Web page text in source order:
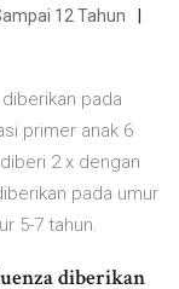
12 Tahun
pada
primer anak 6
2 x dengan
pada umur
5-7 tahun.
diberikan